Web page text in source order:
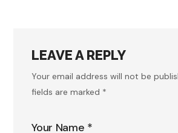
LEAVE A REPLY
Your email address will not be
fields are marked *